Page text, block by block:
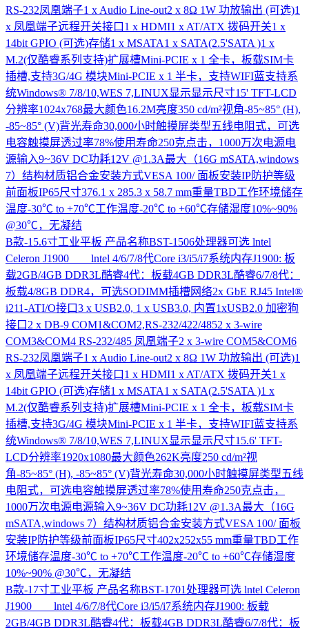
RS-232凤凰端子1 x Audio Line-out2 x 8Ω 1W 功放输出 (可选)1
x 凤凰端子远程开关接口1 x HDMI1 x AT/ATX 拨码开关1 x
14bit GPIO (可选)存储1 x MSATA1 x SATA(2.5'SATA )1 x
M.2(仅酷睿系列支持)扩展槽Mini-PCIE x 1 全卡，板载SIM卡
插槽,支持3G/4G 模块Mini-PCIE x 1 半卡，支持WIFI蓝支持系
统Windows® 7/8/10,WES 7,LINUX显示显示尺寸15' TFT-LCD
分辨率1024x768最大颜色16.2M亮度350 cd/m²视角-85~85° (H),
-85~85° (V)背光寿命30,000小时触摸屏类型五线电阻式，可选
电容触摸屏透过率78%使用寿命250克点击，1000万次电源电
源输入9~36V DC功耗12V @1.3A最大（16G mSATA,windows
7）结构材质铝合金安装方式VESA 100/ 面板安装IP防护等级
前面板IP65尺寸376.1 x 285.3 x 58.7 mm重量TBD工作环境储存
温度-30℃ to +70℃工作温度-20℃ to +60℃存储湿度10%~90%
@30℃，无凝结
B款-15.6寸工业平板 产品名称BST-1506处理器可选 lntel
Celeron J1900 lntel 4/6/7/8代Core i3/i5/i7系统内存J1900: 板
载2GB/4GB DDR3L酷睿4代：板载4GB DDR3L酷睿6/7/8代：
板载4/8GB DDR4，可选SODIMM插槽网络2x GbE RJ45 Intel®
i211-ATI/O接口3 x USB2.0, 1 x USB3.0, 内置1xUSB2.0 加密狗
接口2 x DB-9 COM1&COM2,RS-232/422/4852 x 3-wire
COM3&COM4 RS-232/485 凤凰端子2 x 3-wire COM5&COM6
RS-232凤凰端子1 x Audio Line-out2 x 8Ω 1W 功放输出 (可选)1
x 凤凰端子远程开关接口1 x HDMI1 x AT/ATX 拨码开关1 x
14bit GPIO (可选)存储1 x MSATA1 x SATA(2.5'SATA )1 x
M.2(仅酷睿系列支持)扩展槽Mini-PCIE x 1 全卡，板载SIM卡
插槽,支持3G/4G 模块Mini-PCIE x 1 半卡，支持WIFI蓝支持系
统Windows® 7/8/10,WES 7,LINUX显示显示尺寸15.6' TFT-
LCD分辨率1920x1080最大颜色262K亮度250 cd/m²视
角-85~85° (H), -85~85° (V)背光寿命30,000小时触摸屏类型五线
电阻式，可选电容触摸屏透过率78%使用寿命250克点击，
1000万次电源电源输入9~36V DC功耗12V @1.3A最大（16G
mSATA,windows 7）结构材质铝合金安装方式VESA 100/ 面板
安装IP防护等级前面板IP65尺寸402x252x55 mm重量TBD工作
环境储存温度-30℃ to +70℃工作温度-20℃ to +60℃存储湿度
10%~90% @30℃，无凝结
B款-17寸工业平板 产品名称BST-1701处理器可选 lntel Celeron
J1900 lntel 4/6/7/8代Core i3/i5/i7系统内存J1900: 板载
2GB/4GB DDR3L酷睿4代：板载4GB DDR3L酷睿6/7/8代：板